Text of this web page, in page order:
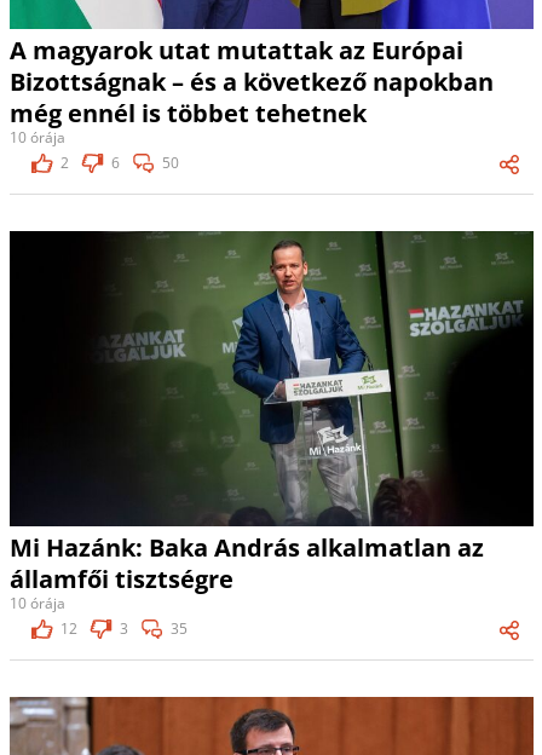
A magyarok utat mutattak az Európai
Bizottságnak – és a következő napokban
még ennél is többet tehetnek
10 órája
2
6 50
Mi Hazánk: Baka András alkalmatlan az
államfői tisztségre
10 órája
12
3 35